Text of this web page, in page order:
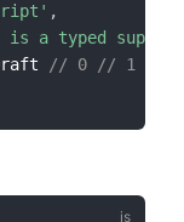
,
is a typed
// 0 // 1 // 2